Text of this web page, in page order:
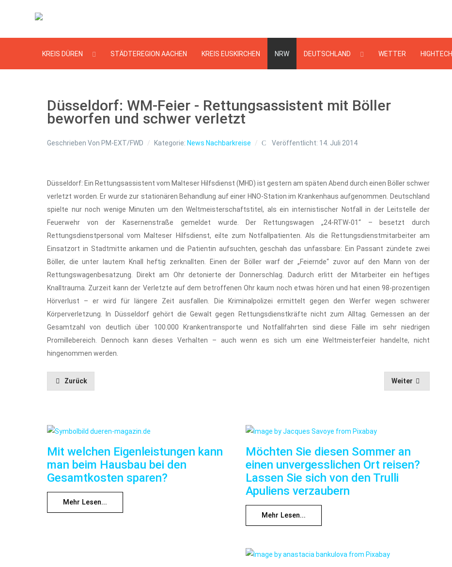
KREIS DÜREN STÄDTEREGION AACHEN KREIS EUSKIRCHEN NRW DEUTSCHLAND WETTER HIGHTECH
Düsseldorf: WM-Feier - Rettungsassistent mit Böller
beworfen und schwer verletzt
Geschrieben Von PM-EXT/FWD Kategorie: News Nachbarkreise Veröffentlicht: 14. Juli 2014
Düsseldorf: Ein Rettungsassistent vom Malteser Hilfsdienst (MHD) ist gestern am späten Abend durch einen Böller schwer
verletzt worden. Er wurde zur stationären Behandlung auf einer HNO-Station im Krankenhaus aufgenommen. Deutschland
spielte nur noch wenige Minuten um den Weltmeisterschaftstitel, als ein internistischer Notfall in der Leitstelle der
Feuerwehr von der Kasernenstraße gemeldet wurde. Der Rettungswagen „24-RTW-01“ – besetzt durch
Rettungsdienstpersonal vom Malteser Hilfsdienst, eilte zum Notfallpatienten. Als die Rettungsdienstmitarbeiter am
Einsatzort in Stadtmitte ankamen und die Patientin aufsuchten, geschah das unfassbare: Ein Passant zündete zwei
Böller, die unter lautem Knall heftig zerknallten. Einen der Böller warf der „Feiernde“ zuvor auf den Mann von der
Rettungswagenbesatzung. Direkt am Ohr detonierte der Donnerschlag. Dadurch erlitt der Mitarbeiter ein heftiges
Knalltrauma. Zurzeit kann der Verletzte auf dem betroffenen Ohr kaum noch etwas hören und hat einen 98-prozentigen
Hörverlust – er wird für längere Zeit ausfallen. Die Kriminalpolizei ermittelt gegen den Werfer wegen schwerer
Körperverletzung. In Düsseldorf gehört die Gewalt gegen Rettungsdienstkräfte nicht zum Alltag. Gemessen an der
Gesamtzahl von deutlich über 100.000 Krankentransporte und Notfallfahrten sind diese Fälle im sehr niedrigen
Promillebereich. Dennoch kann dieses Verhalten – auch wenn es sich um eine Weltmeisterfeier handelte, nicht
hingenommen werden.
Zurück Weiter
Mit welchen Eigenleistungen kann
man beim Hausbau bei den
Gesamtkosten sparen?
Mehr Lesen...
Möchten Sie diesen Sommer an
einen unvergesslichen Ort reisen?
Lassen Sie sich von den Trulli
Apuliens verzaubern
Mehr Lesen...